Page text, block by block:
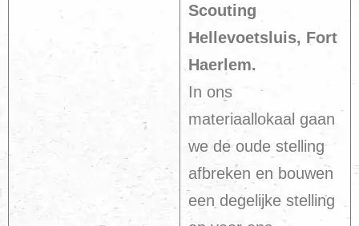
Scouting
Hellevoetsluis, Fort
Haerlem.
In ons
materiaallokaal gaan
we de oude stelling
afbreken en bouwen
een degelijke stelling